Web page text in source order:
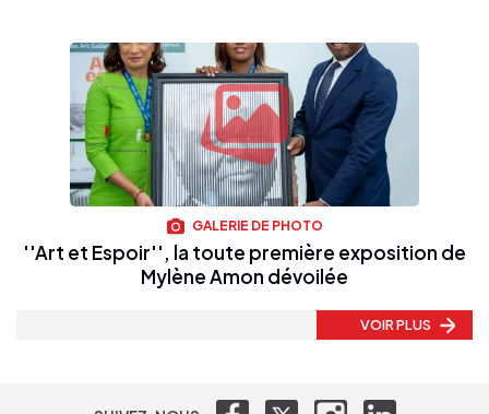
GALERIE DE PHOTO
''Art et Espoir'', la toute première exposition de
Mylène Amon dévoilée
VOIR PLUS